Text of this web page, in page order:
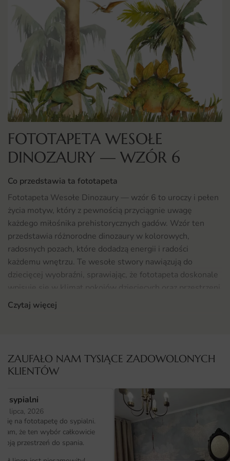
FOTOTAPETA WESOŁE
DINOZAURY — WZÓR 6
Co przedstawia ta fototapeta
Fototapeta Wesołe Dinozaury — wzór 6 to uroczy i pełen
życia motyw, który z pewnością przyciągnie uwagę
każdego miłośnika prehistorycznych gadów. Wzór ten
przedstawia różnorodne dinozaury w kolorowych,
radosnych pozach, które dodadzą energii i radości
każdemu wnętrzu. Te wesołe stwory nawiązują do
dziecięcej wyobraźni, sprawiając, że fototapeta doskonale
wpisuje się w klimat pokojów dziecięcych oraz przestrzeni
dla młodszych i starszych entuzjastów dinozaurów.
rozwiązaniem do wielu przestrzeni, w których chcemy
wprowadzić odrobinę radości i fantazji. Doskonale
strefach zabaw. Dzięki swojemu kolorowemu designowi,
fototapeta może również ożywić wnętrze w lokalach
gastronomicznych, takich jak kawiarnie czy restauracje,
które są skierowane do rodzin z dziećmi. Warto również
zwrócić uwagę na to, że fototapeta ta jest dostępna w
szerokiej gamie rozmiarów, co ułatwia jej dopasowanie do
Czytaj więcej
ZAUFAŁO NAM TYSIĄCE ZADOWOLONYCH
KLIENTÓW
sypialni
lipca, 2026
się na fototapetę do sypialni.
że ten wybór całkowicie
przestrzeń do spania.